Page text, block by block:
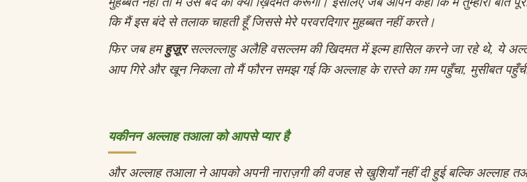
कि मैं इस बंदे से तलाक चाहती हूँ जिससे मेरे परवरदिगार मुहब्बत नहीं करते।
फिर जब हमहुज़ूरसल्लल्लाहु अलैहि वसल्लम की खिदमत में इल्म हासिल करने जा रहे थे, ये
आप गिरे और खून निकला तो मैं फौरन समझ गई कि अल्लाह के रास्ते का ग़म पहुँचा, मुसीबत
यकीननअल्लाह तआला को आपसे प्यार है
और अल्लाह तआला ने आपको अपनी नाराज़गी की वजह से खुशियाँ नहीं दी हुई बल्कि अल्लाह